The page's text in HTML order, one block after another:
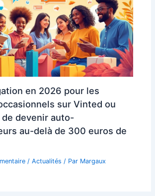
en 2026 pour les
sur Vinted ou
de devenir auto-
au-delà de 300 euros de
/Actualités / Par Margaux